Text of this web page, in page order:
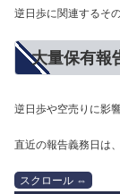
逆日歩に関連するそ
大量保有報
逆日歩や空売りに影
直近の報告義務日は